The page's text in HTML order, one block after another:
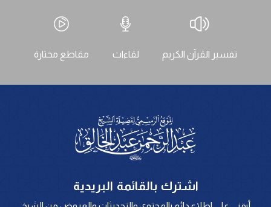
تفسير القرآن الكريم لقاءات مقاطع مختارة
اشترك بالقائمة البريدية